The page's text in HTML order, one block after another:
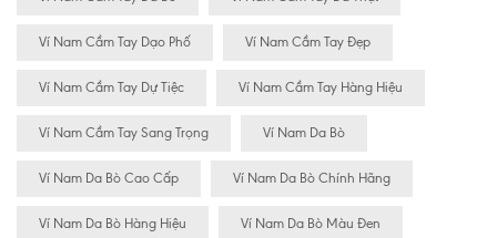
Ví Nam Cầm Tay Dạo Phố Ví Nam Cầm Tay Đẹp
Ví Nam Cầm Tay Dự Tiệc Ví Nam Cầm Tay Hàng Hiệu
Ví Nam Cầm Tay Sang Trọng Ví Nam Da Bò
Ví Nam Da Bò Cao Cấp Ví Nam Da Bò Chính Hãng
Ví Nam Da Bò Hàng Hiệu Ví Nam Da Bò Màu Đen